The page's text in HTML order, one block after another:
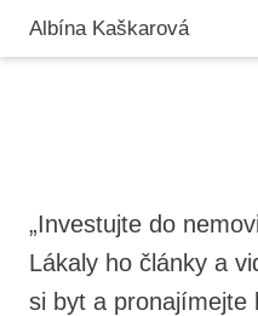
Albína Kaškarová
„Investujte do
Lákaly ho články a
si byt a pronajímejte